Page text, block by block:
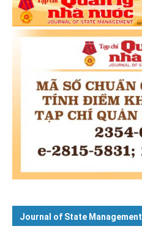
Journal of State Management